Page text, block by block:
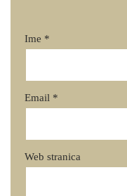
Ime *
Email *
Web stranica